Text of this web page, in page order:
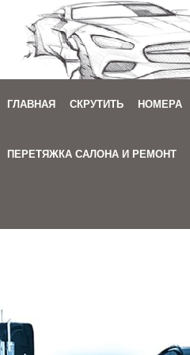
ГЛАВНАЯ СКРУТИТЬ НОМЕРА
ПЕРЕТЯЖКА САЛОНА И РЕМОНТ